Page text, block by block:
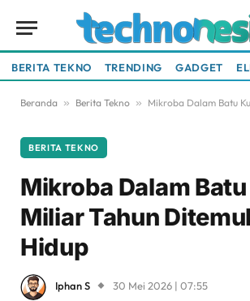
BERITA TEKNO TRENDING GADGET
Beranda » Berita Tekno » Mikroba Dalam Batu Kuno 2
BERITA TEKNO
Mikroba Dalam
Miliar Tahun
Hidup
Iphan S 30 Mei 2026 | 07:55